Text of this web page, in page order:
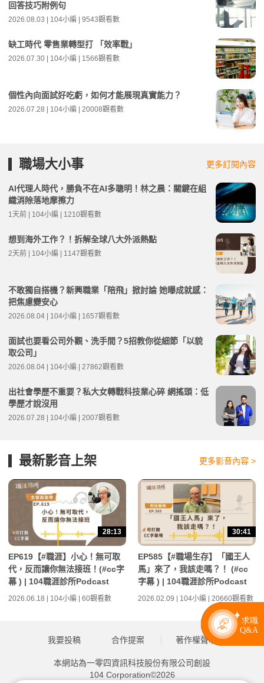
回答技巧附例句
2026.08.03 | 104小編 | 9543觀看數
缺工時代 零售業轉型打 「效率戰」
2026.07.30 | 104小編 | 1566觀看數
個性內向面試好吃虧，如何才能展現真實能力？
2026.07.28 | 104小編 | 20008觀看數
職場大小事 更多訂閱內容
AI代理人時代，勝負不在AI多聰明！林之晨：關鍵在組
織消除落地摩擦力
1天前 | 104小編 | 1210觀看數
想到海外工作？！拆解全球八大外派熱點
2天前 | 104小編 | 1147觀看數
不敢獨自搭機？新興職業「陪飛」掀討論 她曝成就感：
把焦慮變安心
2026.08.04 | 104小編 | 1657觀看數
面試也要看公司外觀、洗手間？5招教你從細節「以貌
取公司」
2026.08.04 | 104小編 | 27862觀看數
出社會學歷不重要？私大女轉戰科技業心碎 網搖頭：低
學歷才說沒用
2026.07.28 | 104小編 | 2007觀看數
最新影音上架 更多影音內容 >
28:13
EP619【#職涯】小心！無可取
代，反而讓你無法接班！(#cc字
幕 ) | 104職涯診所Podcast
2026.06.18 | 104小編 | 60觀看數
30:41
EP585【#職場生存】「國王人
馬」來了，我該走嗎？！ (#cc
字幕 ) | 104職涯診所Podcast
2026.02.09 | 104小編 | 20660觀看數
我要投稿 合作提案 著作權聲明
本網站為一零四資訊科技股份有限公司創設
104 Corporation©2026